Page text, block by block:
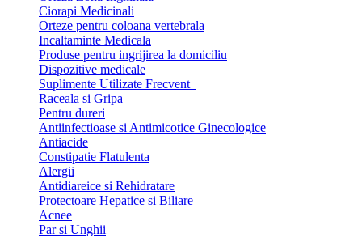
Ciorapi Medicinali
Orteze pentru coloana vertebrala
Incaltaminte Medicala
Produse pentru ingrijirea la domiciliu
Dispozitive medicale
Suplimente Utilizate Frecvent
Raceala si Gripa
Pentru dureri
Antiinfectioase si Antimicotice Ginecologice
Antiacide
Constipatie Flatulenta
Alergii
Antidiareice si Rehidratare
Protectoare Hepatice si Biliare
Acnee
Par si Unghii